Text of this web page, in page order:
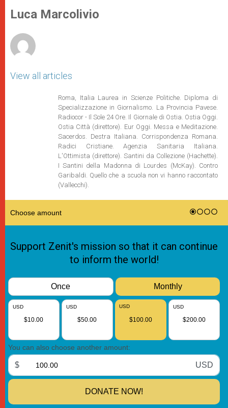
p
p
g
e
o
k
r
Luca Marcolivio
View all articles
Roma, Italia Laurea in Scienze Politiche. Diploma di
Specializzazione in Giornalismo. La Provincia Pavese.
Radiocor - Il Sole 24 Ore. Il Giornale di Ostia. Ostia Oggi.
Ostia Città (direttore). Eur Oggi. Messa e Meditazione.
Sacerdos. Destra Italiana. Corrispondenza Romana.
Radici Cristiane. Agenzia Sanitaria Italiana.
L'Ottimista (direttore). Santini da Collezione (Hachette).
I Santini della Madonna di Lourdes (McKay). Contro
Garibaldi. Quello che a scuola non vi hanno raccontato
(Vallecchi).